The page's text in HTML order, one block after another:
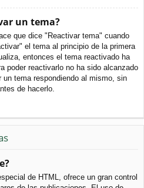
un tema?
que dice "Reactivar tema" cuando
el tema al principio de la primera
entonces el tema reactivado ha
poder reactivarlo no ha sido alcanzado
tema respondiendo al mismo, sin
de hacerlo.
de HTML, ofrece un gran control